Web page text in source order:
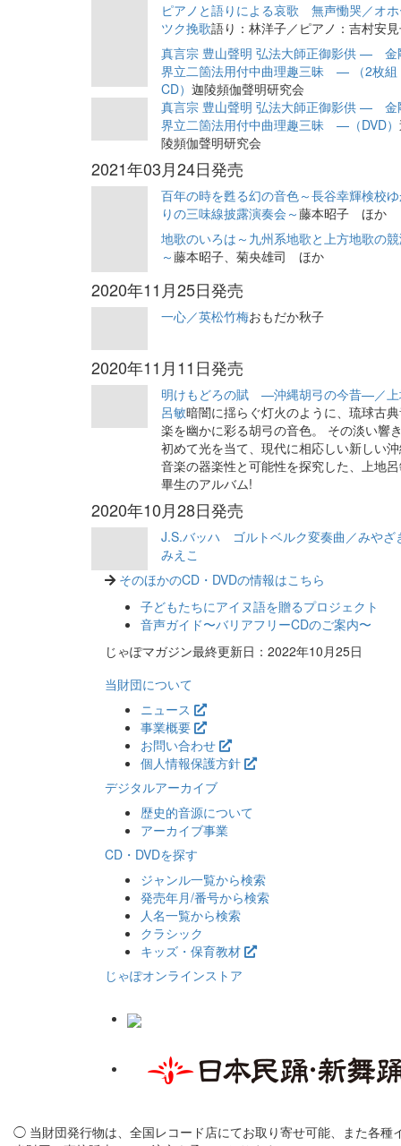
ピアノと語りによる哀歌 無声慟哭／オホ
ツク挽歌語り：林洋子／ピアノ：吉村安
真言宗 豊山聲明 弘法大師正御影供 — 金
界立二箇法用付中曲理趣三昧 — （2枚組
CD）迦陵頻伽聲明研究会
真言宗 豊山聲明 弘法大師正御影供 — 金
界立二箇法用付中曲理趣三昧 —（DVD）
陵頻伽聲明研究会
2021年03月24日発売
百年の時を甦る幻の音色～長谷幸輝検校
りの三味線披露演奏会～藤本昭子 ほか
地歌のいろは～九州系地歌と上方地歌の
～藤本昭子、菊央雄司 ほか
2020年11月25日発売
一心／英松竹梅おもだか秋子
2020年11月11日発売
明けもどろの賦 —沖縄胡弓の今昔—／
呂敏暗闇に揺らぐ灯火のように、琉球古
楽を幽かに彩る胡弓の音色。 その淡い響
初めて光を当て、現代に相応しい新しい
音楽の器楽性と可能性を探究した、上地
畢生のアルバム!
2020年10月28日発売
J.S.バッハ ゴルトベルク変奏曲／みやざ
みえこ
そのほかのCD・DVDの情報はこちら
子どもたちにアイヌ語を贈るプロジェクト
音声ガイド〜バリアフリーCDのご案内〜
じゃぽマガジン最終更新日：2022年10月25日
当財団について
ニュース
事業概要
お問い合わせ
個人情報保護方針
デジタルアーカイブ
歴史的音源について
アーカイブ事業
CD・DVDを探す
ジャンル一覧から検索
発売年月/番号から検索
人名一覧から検索
クラシック
キッズ・保育教材
じゃぽオンラインストア
◯ 当財団発行物は、全国レコード店にてお取り寄せ可能、また各